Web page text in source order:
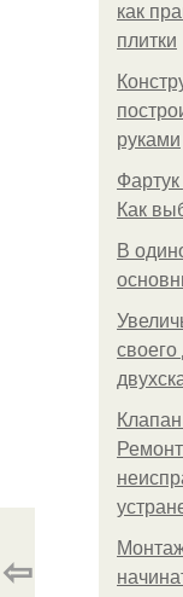
как
плитки
руками
Как
В
⇦